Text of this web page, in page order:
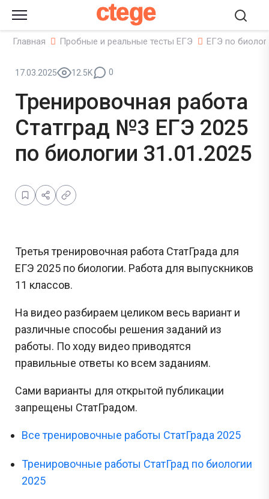
ctege
Главная Пробные и реальные тесты ЕГЭ ЕГЭ по
17.03.2025 12.5K 0
Тренировочная работа
Статград №3 ЕГЭ 2025
по биологии 31.01.2025
Третья тренировочная работа СтатГрада для
ЕГЭ 2025 по биологии. Работа для выпускников
11 классов.
На видео разбираем целиком весь вариант и
различные способы решения заданий из
работы. По ходу видео приводятся
правильные ответы ко всем заданиям.
Сами варианты для открытой публикации
запрещены СтатГрадом.
Все тренировочные работы СтатГрада 2025
Тренировочные работы СтатГрад по биологии
2025